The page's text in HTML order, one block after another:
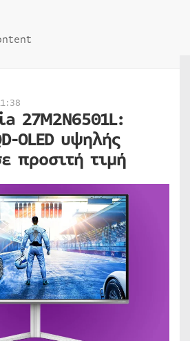
27M2N6501L:
OLED υψηλής
προσιτή τιμή